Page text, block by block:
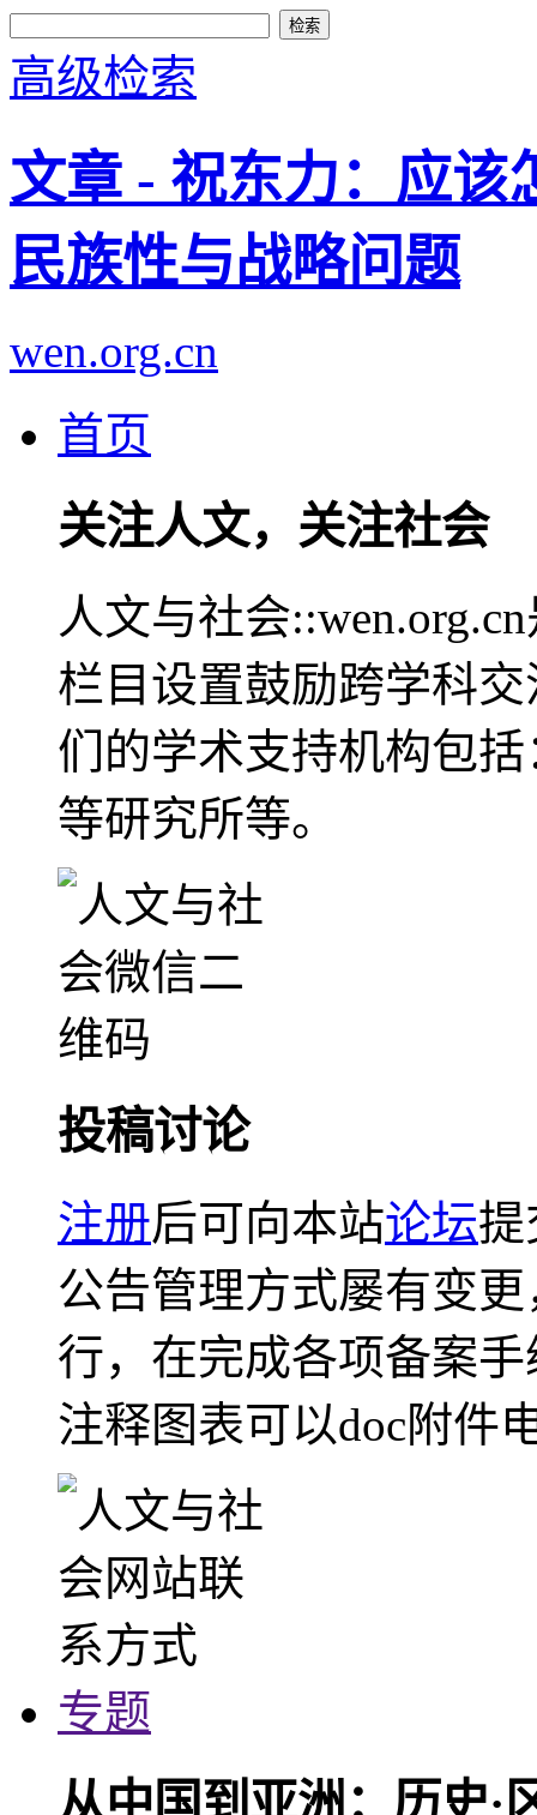
高级检索
文章 - 祝东力：应该
民族性与战略问题
wen.org.cn
首页
关注人文，关注社会
人文与社会
栏目设置鼓励跨学科
们的学术支持机构包
等研究所等。
投稿讨论
注册后可向本站论坛提
公告管理方式屡有变
行，在完成各项备案
注释图表可以doc附件
专题
从中国到亚洲：历史·